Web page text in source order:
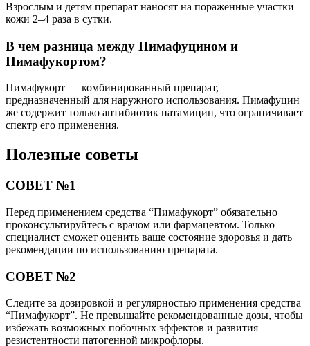
Взрослым и детям препарат наносят на пораженные участки
кожи 2–4 раза в сутки.
В чем разница между Пимафуцином и
Пимафукортом?
Пимафукорт — комбинированный препарат,
предназначенный для наружного использования. Пимафуцин
же содержит только антибиотик натамицин, что ограничивает
спектр его применения.
Полезные советы
СОВЕТ №1
Перед применением средства “Пимафукорт” обязательно
проконсультируйтесь с врачом или фармацевтом. Только
специалист сможет оценить ваше состояние здоровья и дать
рекомендации по использованию препарата.
СОВЕТ №2
Следите за дозировкой и регулярностью применения средства
“Пимафукорт”. Не превышайте рекомендованные дозы, чтобы
избежать возможных побочных эффектов и развития
резистентности патогенной микрофлоры.